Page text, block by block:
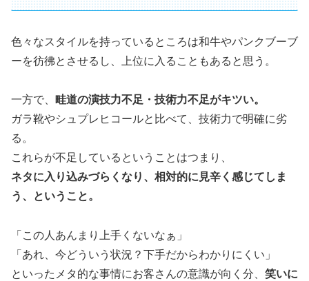
色々なスタイルを持っているところは和牛やパンクブーブ
ーを彷彿とさせるし、上位に入ることもあると思う。
一方で、 畦道の演技力不足・技術力不足がキツい。
ガラ靴やシュプレヒコールと比べて、技術力で明確に劣
る。
これらが不足しているということはつまり、
ネタに入り込みづらくなり、相対的に見辛く感じてしま
う、ということ。
「この人あんまり上手くないなぁ」
「あれ、今どういう状況？下手だからわかりにくい」
といったメタ的な事情にお客さんの意識が向く分、 笑いに